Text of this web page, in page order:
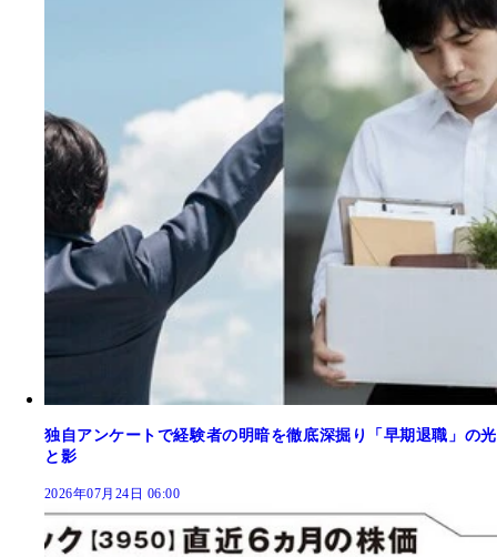
独自アンケートで経験者の明暗を徹底深掘り「早期退職」の光
と影
2026年07月24日 06:00